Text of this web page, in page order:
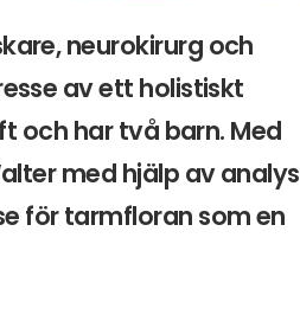
neurokirurg och
av ett holistiskt
och har två barn. Med
med hjälp av analys
för tarmfloran som en